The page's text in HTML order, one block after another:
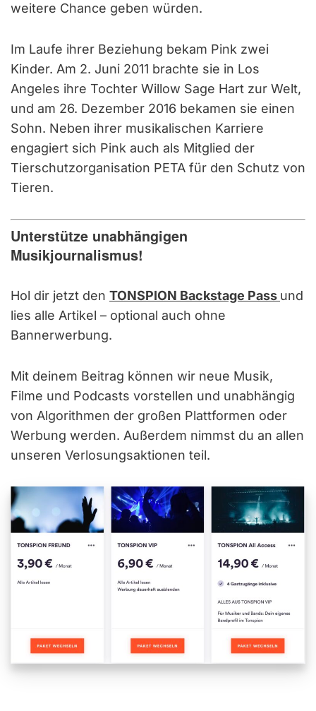
weitere Chance geben würden.
Im Laufe ihrer Beziehung bekam Pink zwei
Kinder. Am 2. Juni 2011 brachte sie in Los
Angeles ihre Tochter Willow Sage Hart zur Welt,
und am 26. Dezember 2016 bekamen sie einen
Sohn. Neben ihrer musikalischen Karriere
engagiert sich Pink auch als Mitglied der
Tierschutzorganisation PETA für den Schutz von
Tieren.
Unterstütze unabhängigen
Musikjournalismus!
Hol dir jetzt den TONSPION Backstage Pass und
lies alle Artikel – optional auch ohne
Bannerwerbung.
Mit deinem Beitrag können wir neue Musik,
Filme und Podcasts vorstellen und unabhängig
von Algorithmen der großen Plattformen oder
Werbung werden. Außerdem nimmst du an allen
unseren Verlosungsaktionen teil.